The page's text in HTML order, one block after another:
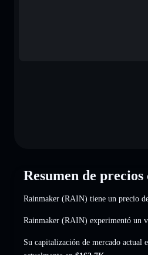
Resumen de
Rainmaker (RAIN) tiene un precio
Rainmaker (RAIN) experimentó un
Su capitalización de mercado actual